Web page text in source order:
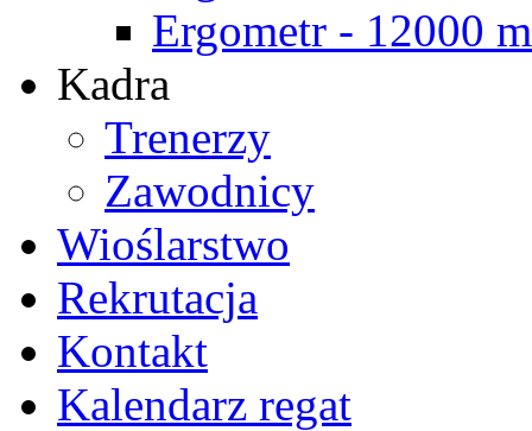
Ergometr - 12000 m
Kadra
Trenerzy
Zawodnicy
Wioślarstwo
Rekrutacja
Kontakt
Kalendarz regat